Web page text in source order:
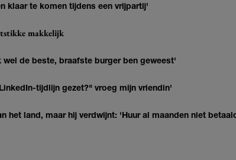
klaar te komen tijdens een vrijpartij'
makkelijk
de beste, braafste burger ben geweest'
tijdlijn gezet?" vroeg mijn vriendin'
het land, maar hij verdwijnt: 'Huur al maanden niet